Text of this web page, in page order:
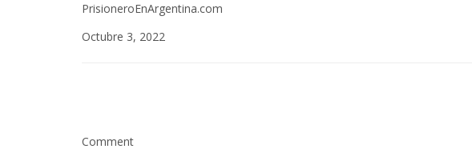
PrisioneroEnArgentina.com
Octubre 3, 2022
Comment